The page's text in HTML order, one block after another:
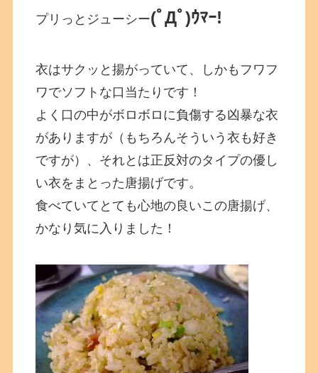
プリっとジューシー(ﾟДﾟ)ｳﾏｰ!
衣はサクッと揚がっていて、しかもフワフ
ワでソフトな口当たりです！
よく口の中がボロボロに負傷する凶暴な衣
がありますが（もちろんそういう衣も好き
ですが）、それとは正反対のタイプの優し
い衣をまとった唐揚げです。
食べていてとても心地の良いこの唐揚げ、
かなり気に入りました！